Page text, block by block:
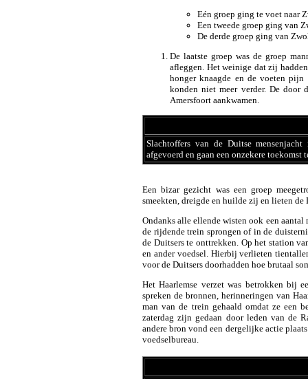
Eén groep ging te voet naar
Een tweede groep ging van
De derde groep ging van
De laatste groep was de groep
afleggen. Het weinige dat zij
honger knaagde en de voeten
konden niet meer verder. De door
Amersfoort aankwamen.
Slachtoffers van de Duitse
afgevoerd en gaan een onzekere toekomst
Een bizar gezicht was een groep
smeekten, dreigde en huilde zij en lieten
Ondanks alle ellende wisten ook een
de rijdende trein sprongen of in de
de Duitsers te onttrekken. Op het station
en ander voedsel. Hierbij verlieten
voor de Duitsers doorhadden hoe brutaal
Het Haarlemse verzet was betrokken bij
spreken de bronnen, herinneringen van
man van de trein gehaald omdat ze een
zaterdag zijn gedaan door leden van de
andere bron vond een dergelijke actie
voedselbureau.